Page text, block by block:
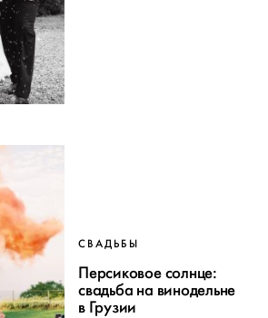
СВАДЬБЫ
Персиковое солнце:
свадьба на винодельне
в Грузии